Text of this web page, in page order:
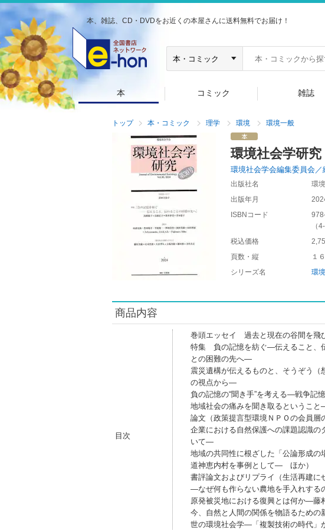
本、雑誌、CD・DVDをお近くの本屋さんに送料無料でお届け！
本 コミック 雑誌
トップ 本・コミック 理学 環境 環境一般
環境社会学研
環境社会学会編集委員会／
出版社名
環
出版年月
ISBNコード
（
税込価格
頁数・縦
１
シリーズ名
環
商品内容
目次
巻頭エッセイ 過去と現在の谷間を飛
特集 負の記憶を紡ぐ―伝えること、
との困難の先へ―
震災遺構が伝えるものと、そうぞう
の視点から―
負の記憶の“聞き手”を考える―戦争記
地域社会の痛みを聞き取るということ
論文（政策提言型環境ＮＰＯの会員
企業における自然保護への課題認識
いて―
地域の共同性に根ざした「公論形成
道神恵内村を事例として― ほか）
書評論文およびリプライ（生活再建
―なぜ何も作らない農地を手入れす
原発被災地における復興とは何か―
今、自然と人間の関係を物語るため
世の環境社会学―「複製技術の時代